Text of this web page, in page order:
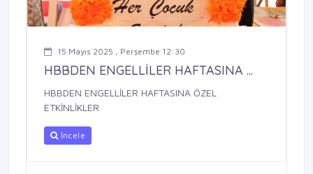
15 Mayıs 2025 , Perşembe 12:30
HBBDEN ENGELLİLER HAFTASINA ...
HBBDEN ENGELLİLER HAFTASINA ÖZEL
ETKİNLİKLER
İncele